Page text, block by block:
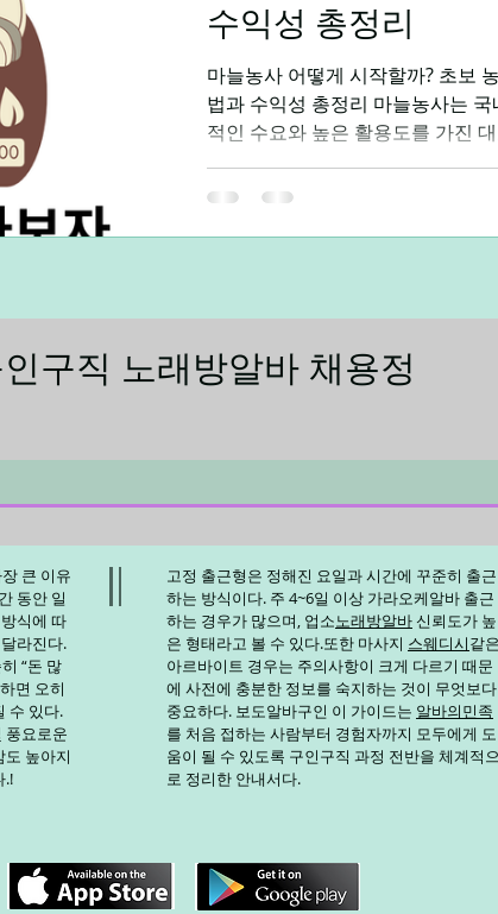
광주알바
수익성 총정리
마늘농사 어떻게 시작할까? 초보
법과 수익성 총정리 마늘농사는
적인 수요와 높은 활용도를 가진
에 소비가 꾸준하며 가격 변동이
정성에도 도움이 되는 작물로 평
징 마늘은 비교적 추위에 강한 작
~초여름에 수확하는 월동 작물이
구직 노래방알바 채용정
큰 이유
동안 일
식에 따
라진다.
“돈 많
면 오히
수 있다.
풍요로운
높아지
.!
고정 출근형은 정해진 요일과 시간에 꾸준히 출근
하는 방식이다. 주 4~6일 이상 가라오케알바 출근
하는 경우가 많으며, 업소노래방알바신뢰도가 높
은 형태라고 볼 수 있다.또한 마사지 스웨디시같은
아르바이트 경우는 주의사항이 크게 다르기 때문
에 사전에 충분한 정보를 숙지하는 것이 무엇보다
중요하다. 보도알바구인 이 가이드는 알바의민족
를 처음 접하는 사람부터 경험자까지 모두에게 도
움이 될 수 있도록 구인구직 과정 전반을 체계적으
로 정리한 안내서다.